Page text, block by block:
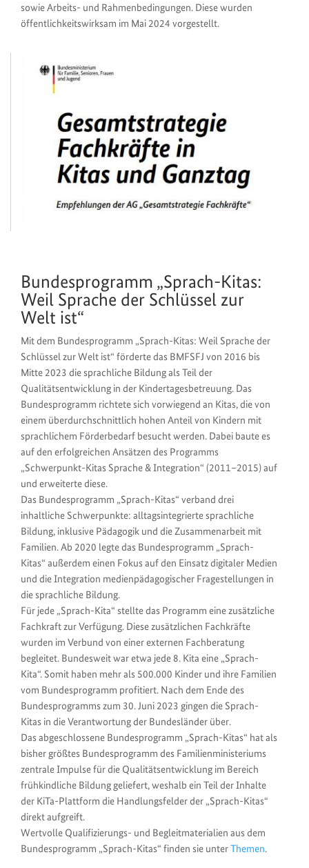
sowie Arbeits- und Rahmenbedingungen. Diese wurden
öffentlichkeitswirksam im Mai 2024 vorgestellt.
Bundesprogramm „Sprach-Kitas:
Weil Sprache der Schlüssel zur
Welt ist“
Mit dem Bundesprogramm „Sprach-Kitas: Weil Sprache der
Schlüssel zur Welt ist“ förderte das BMFSFJ von 2016 bis
Mitte 2023 die sprachliche Bildung als Teil der
Qualitätsentwicklung in der Kindertagesbetreuung. Das
Bundesprogramm richtete sich vorwiegend an Kitas, die von
einem überdurchschnittlich hohen Anteil von Kindern mit
sprachlichem Förderbedarf besucht werden. Dabei baute es
auf den erfolgreichen Ansätzen des Programms
„Schwerpunkt-Kitas Sprache & Integration“ (2011–2015) auf
und erweiterte diese.
Das Bundesprogramm „Sprach-Kitas“ verband drei
inhaltliche Schwerpunkte: alltagsintegrierte sprachliche
Bildung, inklusive Pädagogik und die Zusammenarbeit mit
Familien. Ab 2020 legte das Bundesprogramm „Sprach-
Kitas“ außerdem einen Fokus auf den Einsatz digitaler Medien
und die Integration medienpädagogischer Fragestellungen in
die sprachliche Bildung.
Für jede „Sprach-Kita“ stellte das Programm eine zusätzliche
Fachkraft zur Verfügung. Diese zusätzlichen Fachkräfte
wurden im Verbund von einer externen Fachberatung
begleitet. Bundesweit war etwa jede 8. Kita eine „Sprach-
Kita“. Somit haben mehr als 500.000 Kinder und ihre Familien
vom Bundesprogramm profitiert. Nach dem Ende des
Bundesprogramms zum 30. Juni 2023 gingen die Sprach-
Kitas in die Verantwortung der Bundesländer über.
Das abgeschlossene Bundesprogramm „Sprach-Kitas“ hat als
bisher größtes Bundesprogramm des Familienministeriums
zentrale Impulse für die Qualitätsentwicklung im Bereich
frühkindliche Bildung geliefert, weshalb ein Teil der Inhalte
der KiTa-Plattform die Handlungsfelder der „Sprach-Kitas“
direkt aufgreift.
Wertvolle Qualifizierungs- und Begleitmaterialien aus dem
Bundesprogramm „Sprach-Kitas“ finden sie unterThemen.